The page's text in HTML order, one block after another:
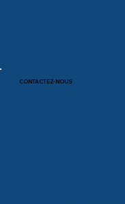
CONTACTEZ-NOUS